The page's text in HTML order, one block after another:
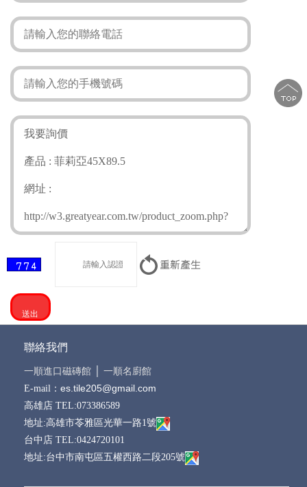
聯絡我們
一順進口磁磚館│ 一順名廚館
E-mail： es.tile205@gmail.com
高雄店 TEL:073386589
地址:高雄市苓雅區光華一路1號
台中店 TEL:0424720101
地址:台中市南屯區五權西路二段205號